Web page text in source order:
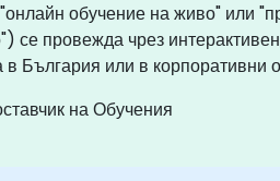
"онлайн обучение на живо"
се провежда чрез
България или в
на Обучения